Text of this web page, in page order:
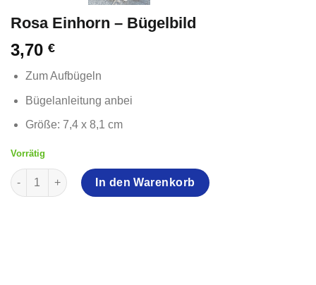
Rosa Einhorn – Bügelbild
3,70 €
Zum Aufbügeln
Bügelanleitung anbei
Größe: 7,4 x 8,1 cm
Vorrätig
Rosa Einhorn - Bügelbild Menge
In den Warenkorb